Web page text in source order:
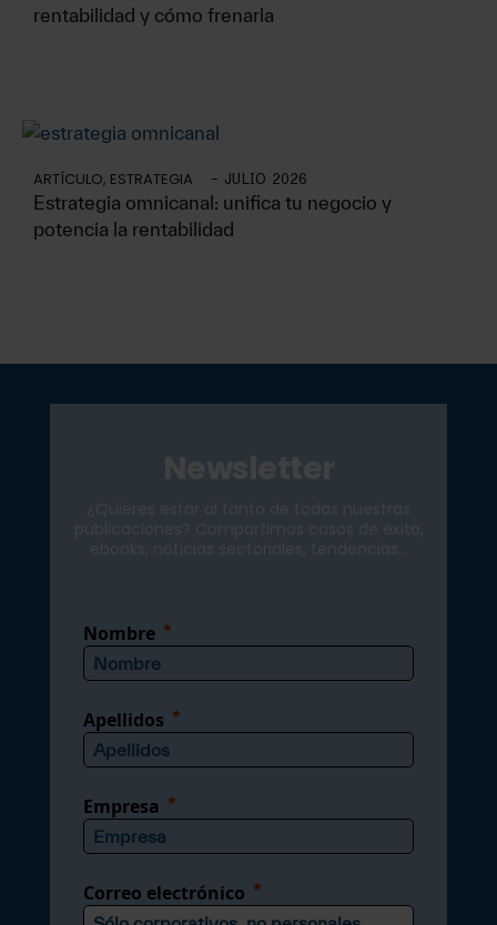
rentabilidad y cómo frenarla
ARTÍCULO, ESTRATEGIA - JULIO 2026
Estrategia omnicanal: unifica tu negocio y
potencia la rentabilidad
Nombre
Apellidos
Empresa
Correo electrónico